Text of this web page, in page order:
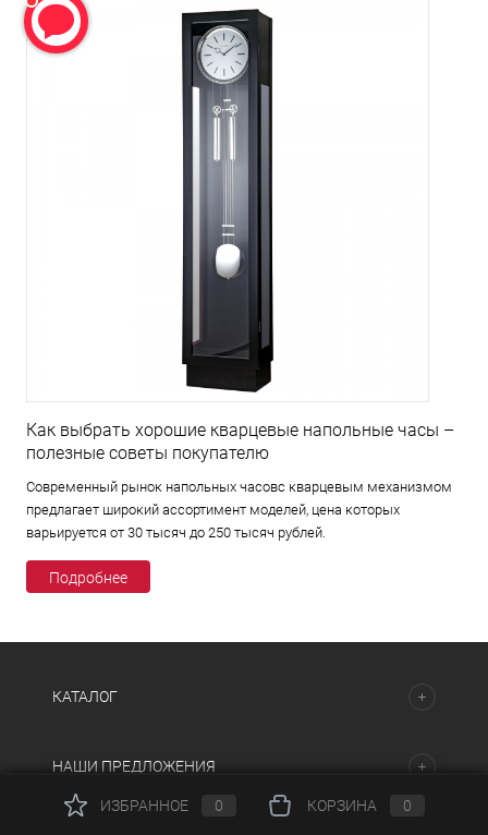
Как выбрать хорошие кварцевые напольные часы –
полезные советы покупателю
Современный рынок напольных часовс кварцевым механизмом
предлагает широкий ассортимент моделей, цена которых
варьируется от 30 тысяч до 250 тысяч рублей.
Подробнее
КАТАЛОГ
НАШИ ПРЕДЛОЖЕНИЯ
ИЗБРАННОЕ 0 КОРЗИНА 0